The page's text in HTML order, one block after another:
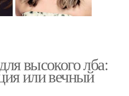
высокого лба:
или вечный